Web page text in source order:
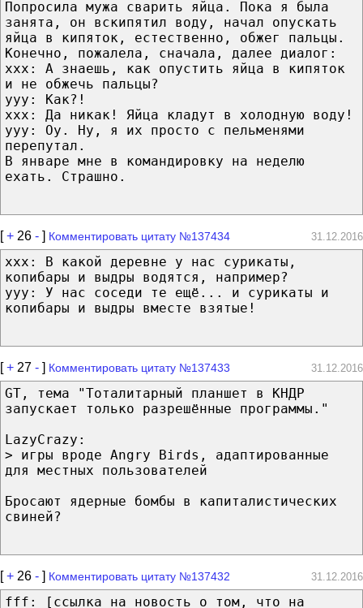
Попросила мужа сварить яйца. Пока я была
занята, он вскипятил воду, начал опускать
яйца в кипяток, естественно, обжег пальцы.
Конечно, пожалела, сначала, далее диалог:
ххх: А знаешь, как опустить яйца в кипяток
и не обжечь пальцы?
ууу: Как?!
ххх: Да никак! Яйца кладут в холодную воду!
ууу: Оу. Ну, я их просто с пельменями
перепутал.
В январе мне в командировку на неделю
ехать. Страшно.
[+ 26 - ] Комментировать цитату №137434 31.12.2016
xxx: В какой деревне у нас сурикаты,
копибары и выдры водятся, например?
yyy: У нас соседи те ещё... и сурикаты и
копибары и выдры вместе взятые!
[+ 27 - ] Комментировать цитату №137433 31.12.2016
GT, тема "Тоталитарный планшет в КНДР
запускает только разрешённые программы."
LazyCrazy:
> игры вроде Angry Birds, адаптированные
для местных пользователей
Бросают ядерные бомбы в капиталистических
свиней?
[+ 26 - ] Комментировать цитату №137432 31.12.2016
fff: [ссылка на новость о том, что на